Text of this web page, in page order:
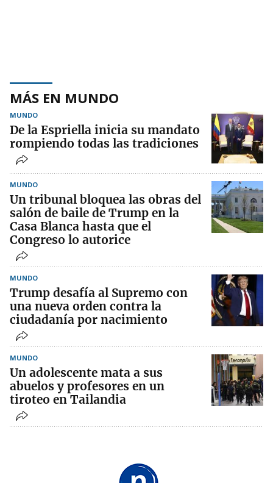
MÁS EN MUNDO
MUNDO
De la Espriella inicia su mandato
rompiendo todas las tradiciones
MUNDO
Un tribunal bloquea las obras del
salón de baile de Trump en la
Casa Blanca hasta que el
Congreso lo autorice
MUNDO
Trump desafía al Supremo con
una nueva orden contra la
ciudadanía por nacimiento
MUNDO
Un adolescente mata a sus
abuelos y profesores en un
tiroteo en Tailandia